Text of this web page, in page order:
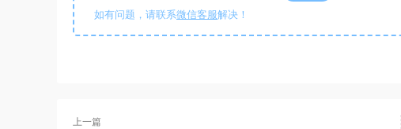
如有问题，请联系微信客服解决！
上一篇